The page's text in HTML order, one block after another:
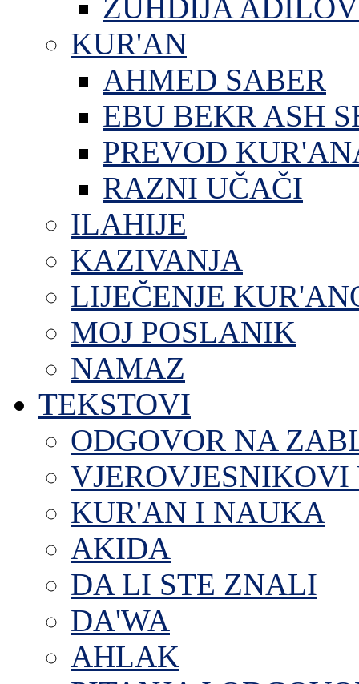
ZUHDIJA
KUR'AN
AHMED SABER
EBU BEKR ASH
PREVOD
RAZNI UČAČI
ILAHIJE
KAZIVANJA
LIJEČENJE
MOJ POSLANIK
NAMAZ
TEKSTOVI
ODGOVOR NA
VJEROVJESNIKOVI
KUR'AN I NAUKA
AKIDA
DA LI STE ZNALI
DA'WA
AHLAK